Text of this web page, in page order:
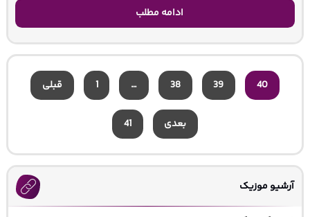
ادامه مطلب
قبلی 1 … 38 39 40
41 بعدی
آرشیو موزیک